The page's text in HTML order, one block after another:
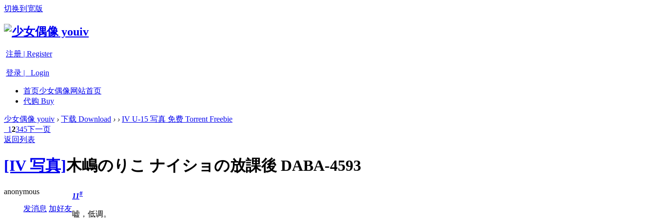
切换到宽版
注册 | Register
登录 | Login
首页少女偶像网站首页
代购 Buy
少女偶像 youiv › 下载 Download › › IV U-15 写真 免费 Torrent Freebie
12345下一页
返回列表
[IV 写真]木嶋のりこ ナイショの放課後 DABA-4593
anonymous
发消息 加好友
11#
嘘，低调。